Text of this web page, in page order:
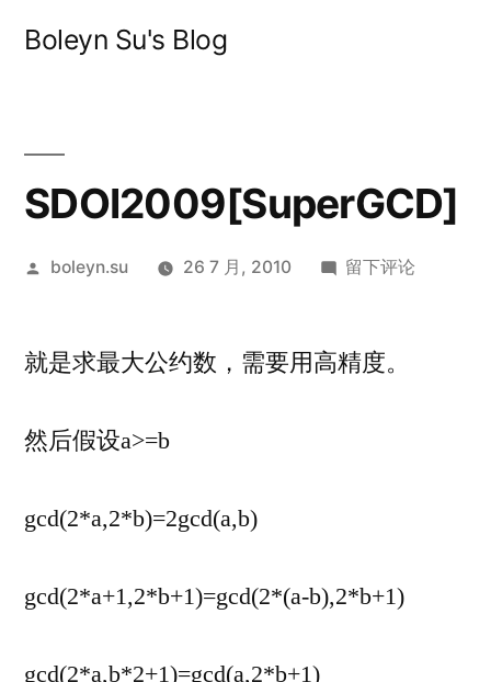
Boleyn Su's Blog
SDOI2009[SuperGCD]
发
boleyn.su 26 7 月, 2010
于
留下评论
就是求最大公约数，需要用高精度。
然后假设a>=b
gcd(2*a,2*b)=2gcd(a,b)
gcd(2*a+1,2*b+1)=gcd(2*(a-b),2*b+1)
gcd(2*a,b*2+1)=gcd(a,2*b+1)